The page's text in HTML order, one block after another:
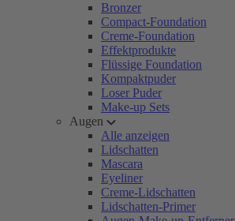
Bronzer
Compact-Foundation
Creme-Foundation
Effektprodukte
Flüssige Foundation
Kompaktpuder
Loser Puder
Make-up Sets
Augen
Alle anzeigen
Lidschatten
Mascara
Eyeliner
Creme-Lidschatten
Lidschatten-Primer